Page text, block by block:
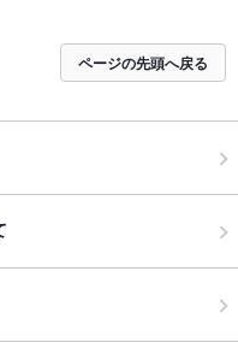
ページの先頭へ戻る